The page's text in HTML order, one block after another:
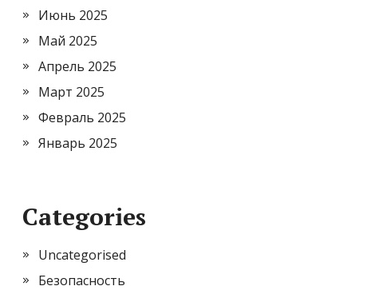
Июнь 2025
Май 2025
Апрель 2025
Март 2025
Февраль 2025
Январь 2025
Categories
Uncategorised
Безопасность